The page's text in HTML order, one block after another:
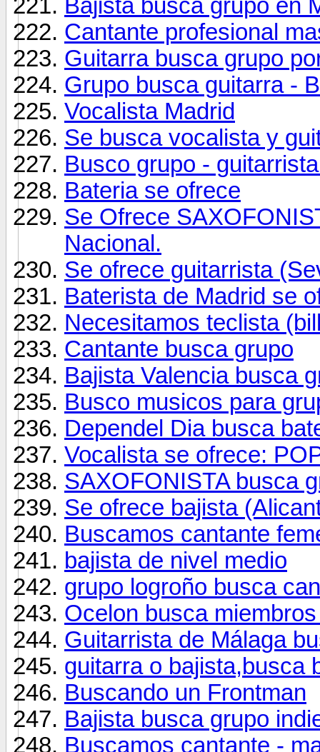
Bajista busca grupo en
Cantante profesional
Guitarra busca grupo
Grupo busca guitarra -
Vocalista Madrid
Se busca vocalista y
Busco grupo -
Bateria se ofrece
Se Ofrece
Nacional.
Se ofrece guitarrista
Baterista de Madrid se
Necesitamos teclista
Cantante busca grupo
Bajista Valencia busca
Busco musicos para
Dependel Dia busca
Vocalista se ofrece:
SAXOFONISTA busca
Se ofrece bajista
Buscamos cantante
bajista de nivel medio
grupo logroño busca
Ocelon busca
Guitarrista de Málaga
guitarra o bajista,busca
Buscando un Frontman
Bajista busca grupo
Buscamos cantante -